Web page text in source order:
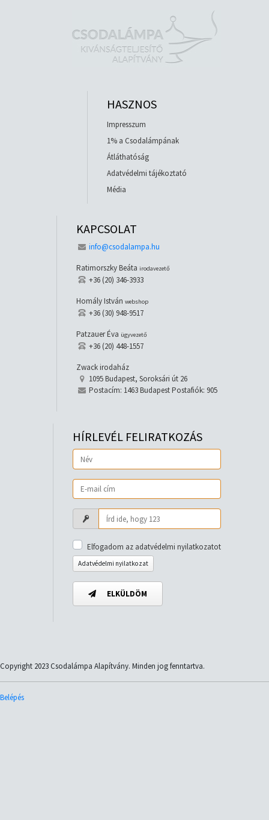
HASZNOS
Impresszum
1% a Csodalámpának
Átláthatóság
Adatvédelmi tájékoztató
Média
KAPCSOLAT
info@csodalampa.hu
Ratimorszky Beáta irodavezető
+36 (20) 346-3933
Homály István webshop
+36 (30) 948-9517
Patzauer Éva ügyvezető
+36 (20) 448-1557
Zwack irodaház
1095 Budapest, Soroksári út 26
Postacím: 1463 Budapest Postafiók: 905
HÍRLEVÉL FELIRATKOZÁS
Elfogadom az adatvédelmi nyilatkozatot
Adatvédelmi nyilatkozat
ELKÜLDÖM
Copyright 2023 Csodalámpa Alapítvány. Minden jog fenntartva.
Belépés